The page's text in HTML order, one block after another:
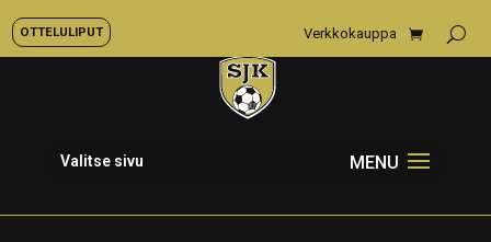
OTTELULIPUT Verkkokauppa
Valitse sivu